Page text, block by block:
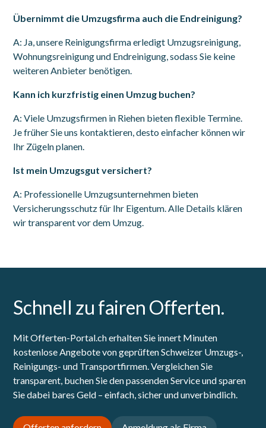
Übernimmt die Umzugsfirma auch die Endreinigung?
A: Ja, unsere Reinigungsfirma erledigt Umzugsreinigung,
Wohnungsreinigung und Endreinigung, sodass Sie keine
weiteren Anbieter benötigen.
Kann ich kurzfristig einen Umzug buchen?
A: Viele Umzugsfirmen in Riehen bieten flexible Termine.
Je früher Sie uns kontaktieren, desto einfacher können wir
Ihr Zügeln planen.
Ist mein Umzugsgut versichert?
A: Professionelle Umzugsunternehmen bieten
Versicherungsschutz für Ihr Eigentum. Alle Details klären
wir transparent vor dem Umzug.
Schnell zu fairen Offerten.
Mit Offerten-Portal.ch erhalten Sie innert Minuten
kostenlose Angebote von geprüften Schweizer Umzugs-,
Reinigungs- und Transportfirmen. Vergleichen Sie
transparent, buchen Sie den passenden Service und sparen
Sie dabei bares Geld – einfach, sicher und unverbindlich.